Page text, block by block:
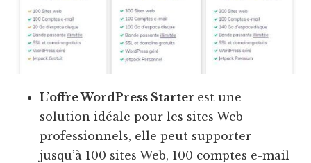
L’offre WordPress Starter est une
solution idéale pour les sites Web
professionnels, elle peut supporter
jusqu’à 100 sites Web, 100 comptes e-mail